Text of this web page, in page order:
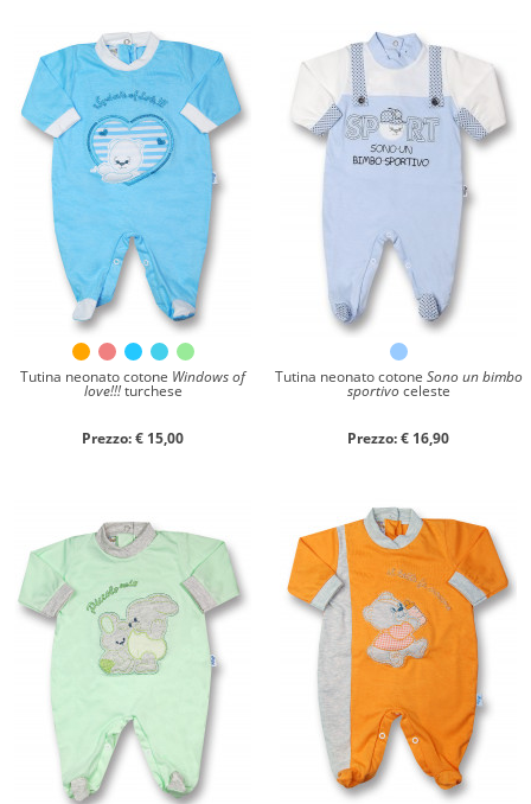
Tutina neonato cotone Windows of
love!!!turchese
Prezzo: € 15,00
Tutina neonato cotone Sono un bimbo
sportivoceleste
Prezzo: € 16,90